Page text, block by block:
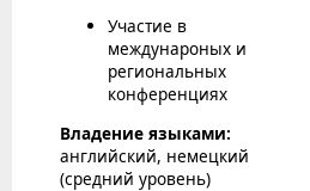
Участие в
междунароных и
региональных
конференциях
Владение языками:
английский, немецкий
(средний уровень)